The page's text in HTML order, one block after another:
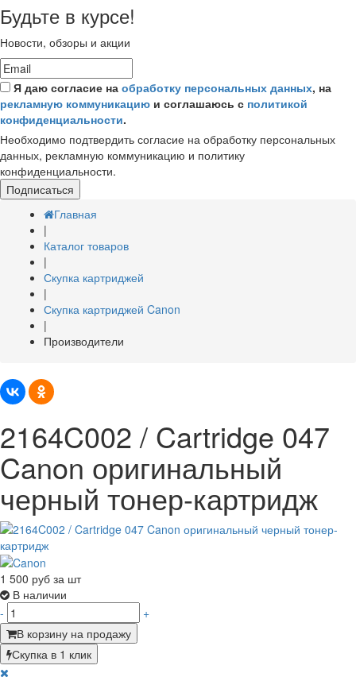
Будьте в курсе!
Новости, обзоры и акции
Я даю согласие на обработку персональных данных, на
рекламную коммуникацию и соглашаюсь с политикой
конфиденциальности.
Необходимо подтвердить согласие на обработку персональных
данных, рекламную коммуникацию и политику
конфиденциальности.
Подписаться
Главная
|
Каталог товаров
|
Скупка картриджей
|
Скупка картриджей Canon
|
Производители
2164C002 / Cartridge 047
Canon оригинальный
черный тонер-картридж
1 500 руб за шт
В наличии
-
+
В корзину на продажу
Скупка в 1 клик